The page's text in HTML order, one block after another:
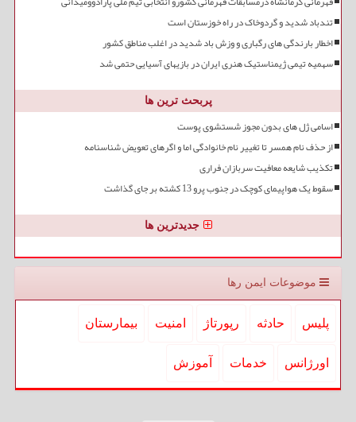
تندباد شدید و گردوخاک در راه خوزستان است
اخطار بارندگی های رگباری و وزش باد شدید در اغلب مناطق کشور
سهمیه تیمی ژیمناستیک هنری ایران در بازیهای آسیایی حتمی شد
پربحث ترین ها
اسامی ژل های بدون مجوز شستشوی پوست
از حذف نام همسر تا تغییر نام خانوادگی اما و اگرهای تعویض شناسنامه
تکذیب شایعه معافیت سربازان فراری
سقوط یک هواپیمای کوچک در جنوب پرو 13 کشته بر جای گذاشت
جدیدترین ها
موضوعات ایمن رها
پلیس حادثه رپورتاژ امنیت بیمارستان
اورژانس خدمات آموزش